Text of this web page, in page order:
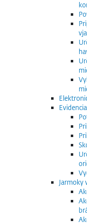
Jarmoky